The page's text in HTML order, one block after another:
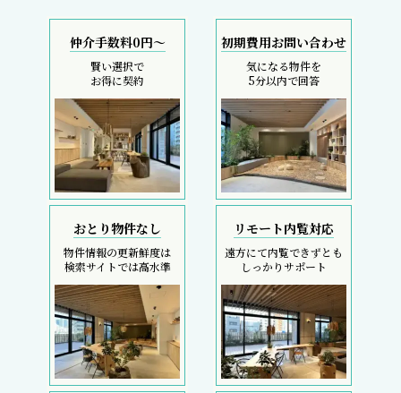
仲介手数料0円～
賢い選択で
お得に契約
初期費用お問い合わせ
気になる物件を
5分以内で回答
おとり物件なし
物件情報の更新鮮度は
検索サイトでは高水準
リモート内覧対応
遠方にて内覧できずとも
しっかりサポート